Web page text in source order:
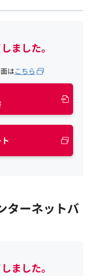
ました。
はこちら
ターネットバ
ました。